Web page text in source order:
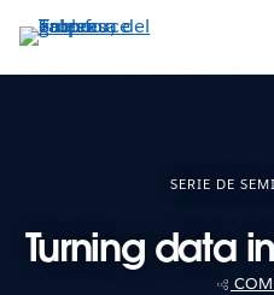
contenido
SERIE DE
Turning data